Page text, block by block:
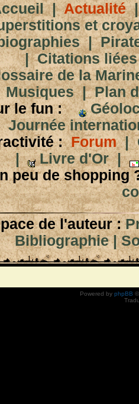
|Actualité
et
|
|Citations
de la
Musiques|Plan
le fun :
Journée
: Forum|
|
Livre d'Or|
peu de shopping
de l'auteur :
Bibliographie|
Powered by phpBB